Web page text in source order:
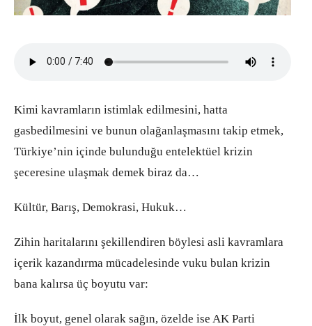
Kimi kavramların istimlak edilmesini, hatta
gasbedilmesini ve bunun olağanlaşmasını takip etmek,
Türkiye’nin içinde bulunduğu entelektüel krizin
şeceresine ulaşmak demek biraz da…
Kültür, Barış, Demokrasi, Hukuk…
Zihin haritalarını şekillendiren böylesi asli kavramlara
içerik kazandırma mücadelesinde vuku bulan krizin
bana kalırsa üç boyutu var:
İlk boyut, genel olarak sağın, özelde ise AK Parti